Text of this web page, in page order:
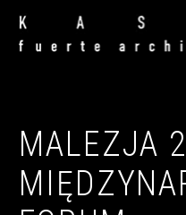
MALEZJA